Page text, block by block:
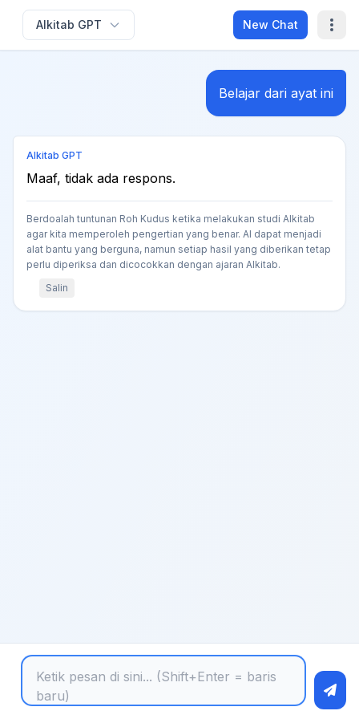
Alkitab GPT New Chat
Belajar dari ayat ini
Alkitab GPT
Maaf, tidak ada respons.
Berdoalah tuntunan Roh Kudus ketika melakukan studi Alkitab
agar kita memperoleh pengertian yang benar. AI dapat menjadi
alat bantu yang berguna, namun setiap hasil yang diberikan tetap
perlu diperiksa dan dicocokkan dengan ajaran Alkitab.
Salin